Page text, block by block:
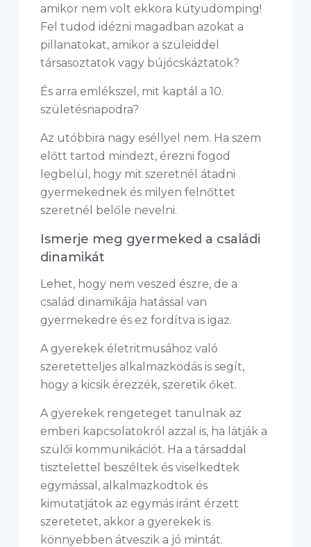
amikor nem volt ekkora kütyüdömping!
Fel tudod idézni magadban azokat a
pillanatokat, amikor a szüleiddel
társasoztatok vagy bújócskáztatok?
És arra emlékszel, mit kaptál a 10.
születésnapodra?
Az utóbbira nagy eséllyel nem. Ha szem
előtt tartod mindezt, érezni fogod
legbelül, hogy mit szeretnél átadni
gyermekednek és milyen felnőttet
szeretnél belőle nevelni.
Ismerje meg gyermeked a családi
dinamikát
Lehet, hogy nem veszed észre, de a
család dinamikája hatással van
gyermekedre és ez fordítva is igaz.
A gyerekek életritmusához való
szeretetteljes alkalmazkodás is segít,
hogy a kicsik érezzék, szeretik őket.
A gyerekek rengeteget tanulnak az
emberi kapcsolatokról azzal is, ha látják a
szülői kommunikációt. Ha a társaddal
tisztelettel beszéltek és viselkedtek
egymással, alkalmazkodtok és
kimutatjátok az egymás iránt érzett
szeretetet, akkor a gyerekek is
könnyebben átveszik a jó mintát.